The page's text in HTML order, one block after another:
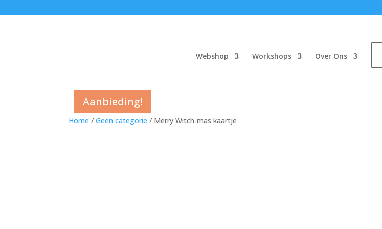
Webshop Workshops Over Ons
Home /Geen categorie / Merry Witch-mas kaartje
Aanbieding!